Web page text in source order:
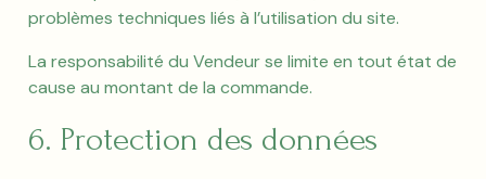
problèmes techniques liés à l’utilisation du site.
La responsabilité du Vendeur se limite en tout état de
cause au montant de la commande.
6. Protection des données